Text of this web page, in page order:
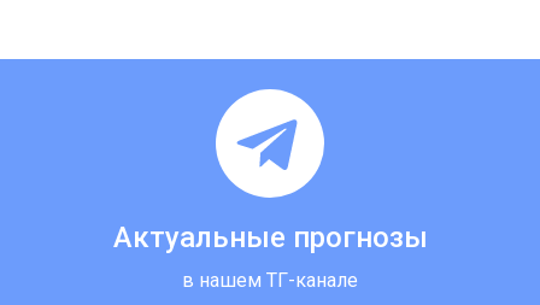
Актуальные прогнозы
в нашем ТГ-канале